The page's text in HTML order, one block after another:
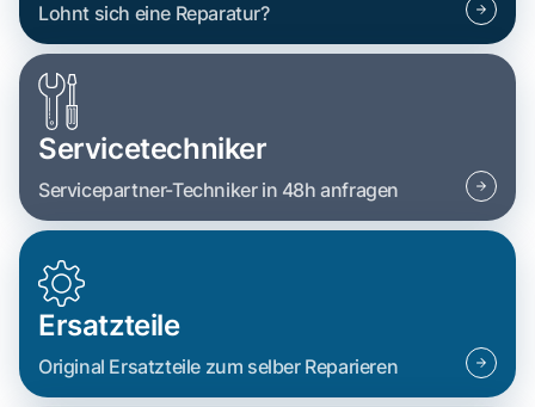
Lohnt sich eine Reparatur?
Servicetechniker
Servicepartner-Techniker in 48h anfragen
Ersatzteile
Original Ersatzteile zum selber Reparieren